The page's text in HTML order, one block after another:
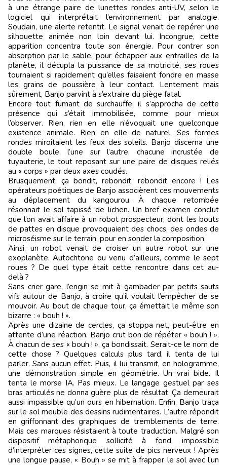
à une étrange paire de lunettes rondes anti-UV, selon le
logiciel qui interprétait l’environnement par analogie.
Soudain, une alerte retentit. Le signal venait de repérer une
silhouette animée non loin devant lui. Incongrue, cette
apparition concentra toute son énergie. Pour contrer son
absorption par le sable, pour échapper aux entrailles de la
planète, il décupla la puissance de sa motricité, ses roues
tournaient si rapidement qu’elles faisaient fondre en masse
les grains de poussière à leur contact. Lentement mais
sûrement, Banjo parvint à s’extraire du piège fatal.
Encore tout fumant de surchauffe, il s’approcha de cette
présence qui s’était immobilisée, comme pour mieux
l’observer. Rien, rien en elle n’évoquait une quelconque
existence animale. Rien en elle de naturel. Ses formes
rondes miroitaient les feux des soleils. Banjo discerna une
double boule, l’une sur l’autre, chacune incrustée de
tuyauterie, le tout reposant sur une paire de disques reliés
au « corps » par deux axes coudés.
Brusquement, ça bondit, rebondit, rebondit encore ! Les
opérateurs poétiques de Banjo associèrent ces mouvements
au déplacement du kangourou. À chaque retombée
résonnait le sol tapissé de lichen. Un bref examen conclut
que l’on avait affaire à un robot prospecteur, dont les bouts
de pattes en disque provoquaient des chocs, des ondes de
microséisme sur le terrain, pour en sonder la composition.
Ainsi, un robot venait de croiser un autre robot sur une
exoplanète. Autochtone ou venu d’ailleurs, comme le sept
roues ? De quel type était cette rencontre dans cet au-
delà ?
Sans crier gare, l’engin se mit à gambader par petits sauts
vifs autour de Banjo, à croire qu’il voulait l’empêcher de se
mouvoir. Au bout de chaque tour, ça émettait le même son
bizarre : « bouh ! ».
Après une dizaine de cercles, ça stoppa net, peut-être en
attente d’une réaction. Banjo crut bon de répéter « bouh ! ».
À chacun de ses « bouh ! », ça bondissait. Serait-ce le nom de
cette chose ? Quelques calculs plus tard, il tenta de lui
parler. Sans aucun effet. Puis, il lui transmit, en hologramme,
une démonstration simple en géométrie. Un vrai bide. Il
tenta le morse IA. Pas mieux. Le langage gestuel par ses
bras articulés ne donna guère plus de résultat. Ça demeurait
aussi impassible qu’un ours en hibernation. Enfin, Banjo traça
sur le sol meuble des dessins rudimentaires. L’autre répondit
en griffonnant des graphiques de tremblements de terre.
Mais ces marques résistaient à toute traduction. Malgré son
dispositif métaphorique sollicité à fond, impossible
d’interpréter ces signes, cette suite de pics nerveux ! Après
une longue pause, « Bouh » se mit à frapper le sol avec l’un